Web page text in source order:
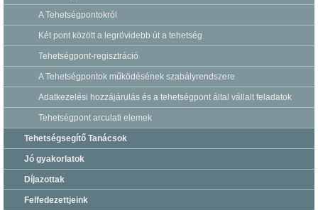
A Tehetségpontokról
Két pont között a legrövidebb út a tehetség
Tehetségpont-regisztráció
A Tehetségpontok működésének szabályrendszere
Adatkezelési hozzájárulás és a tehetségpont által vállalt feladatok
Tehetségpont arculati elemek
Tehetségsegítő Tanácsok
Jó gyakorlatok
Díjazottak
Felfedezettjeink